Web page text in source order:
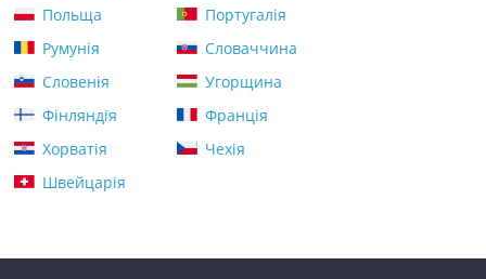
Польща
Португалія
Румунія
Словаччина
Словенія
Угорщина
Фінляндія
Франція
Хорватія
Чехія
Швейцарія